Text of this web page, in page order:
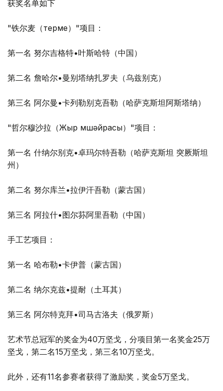
获奖名单如下
"铁尔麦（терме）"项目：
第一名 努尔吉格特•叶斯哈特（中国）
第二名 詹哈尔•曼别塔纳扎罗夫（乌兹别克）
第三名 阿尔曼•卡列勒别克吾勒（哈萨克斯坦阿斯塔纳）
"哲尔穆沙拉（Жыр мүшәйрасы）"项目：
第一名 什纳尔别克•卓玛尔特吾勒（哈萨克斯坦 突厥斯坦
州）
第二名 努尔库兰•拉伊汗吾勒（蒙古国）
第三名 阿拉什•图尔荪阿里吾勒（中国）
手工艺项目：
第一名 哈布勒•卡伊普（蒙古国）
第二名 纳尔克兹•提耐（土耳其）
第三名 阿尔特克拜•司马古洛夫（俄罗斯）
艺术节总冠军的奖金为40万坚戈，分项目第一名奖金25万
坚戈，第二名15万坚戈，第三名10万坚戈。
此外，还有11名参赛者获得了激励奖，奖金5万坚戈。